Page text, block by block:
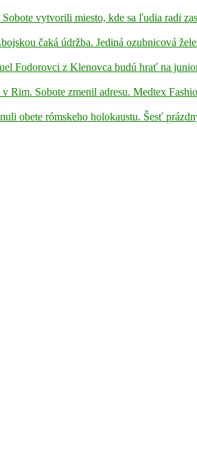
vytvorili miesto, kde sa ľudia radi
čaká údržba. Jediná ozubnicová
Fodorovci z Klenovca budú hrať na
Rim. Sobote zmenil adresu. Medtex
obete rómskeho holokaustu. Šesť